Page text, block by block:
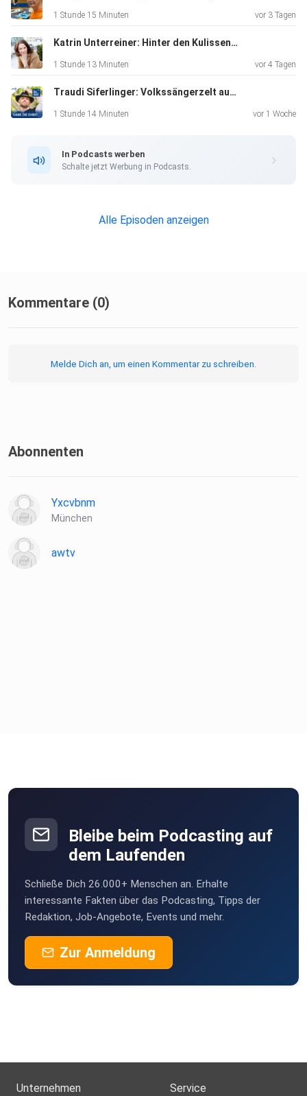
1 Stunde 15 Minuten vor 3 Tagen
Katrin Unterreiner: Hinter den Kulissen des Wiener Kongresses
1 Stunde 13 Minuten vor 4 Tagen
Traudi Siferlinger: Volkssängerzelt auf der Oiden Wiesn
1 Stunde 14 Minuten vor 1 Woche
In Podcasts werben
Schalte jetzt Werbung in Podcasts.
Alle Episoden anzeigen
Kommentare (0)
Melde Dich an, um einen Kommentar zu schreiben.
Abonnenten
Yxcvbnm
München
awtv
Bleibe beim Podcasting auf
dem Laufenden
Schließe Dich 26.000+ Menschen an. Erhalte
interessante Fakten über das Podcasting, Tipps der
Redaktion, Job-Angebote, Events und mehr.
Zur Anmeldung
Unternehmen Service